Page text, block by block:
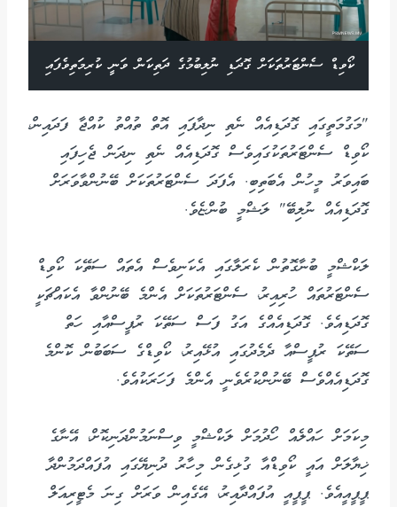
ކޯވިޑް ސެންޓަރުތަކަށް ގޮދަޑި ނުލިބުމުގެ ދަތިކަން ވަނީ ކުރިމަތިވެފައި
"މަގުމަތީގައި ގޮދަޑިއެއް ނެތި ނިދާފައި އޮތް ތުއްތު ކުއްޖާ ފަދައިން،
ކޯވިޑް ސެންޓަރުތަކުގައިވެސް ގޮދަޑިއެއް ނެތި ނިދަން ޖެހިފައި
ބައިވަރު މީހުން އެބަތިބި. އެފަދަ ސެންޓަރުތަކަށް ބޭނުންވާވަރަށް
ގޮދަޑިއެއް ނުލިބޭ" ލަޝްމީ ބުންޏެވެ.
ލަކްޝްމީ ބުނާގޮތުން ކެރަލާގައި އެކަނިވެސް އެތައް ސަތޭކަ ކޯވިޑް
ސެންޓަރުތައް ހުރިއިރު، ސެންޓަރުތަކަށް އެންމެ ބޭނުންވާ އެކައްޗަކީ
ގޮދަޑިއެވެ. ގޮދަޑިއެއްގެ އަގު ފަސް ސަތޭކަ ރުޕީސްއާއި ހަތް
ސަތޭކަ ރުޕީސްއާ ދެމެދުގައި އުޅޭއިރު، ކޯވިޑްގެ ސަބަބުން ކޮންމެ
ގޮދަޑިއެއްވެސް ބޭނުންކުރެވެނީ އެންމެ ފަހަރަކުއެވެ.
މިކަމަށް ހައްލެއް ހޯދުމަށް ލަކްޝްމީ ވިސްނަމުންދަނިކޮށް، އޭނާގެ
ޚިޔާލަށް އައީ ކޯވިޑްއާ ގުޅިގެން މިހާރު ދުނިޔޭގައި އުފައްދަމުންދާ
ޕީޕީއީއެވެ. ޕީޕީއީ އުފައްދާއިރު، އޭގެއިން ވަރަށް ގިނަ މެޓީރިއަލް